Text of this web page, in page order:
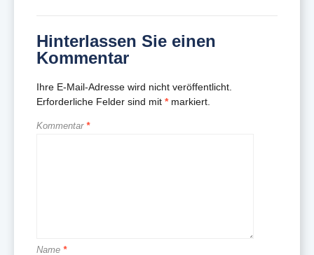
Hinterlassen Sie einen
Kommentar
Ihre E-Mail-Adresse wird nicht veröffentlicht.
Erforderliche Felder sind mit *markiert.
Kommentar *
Name *